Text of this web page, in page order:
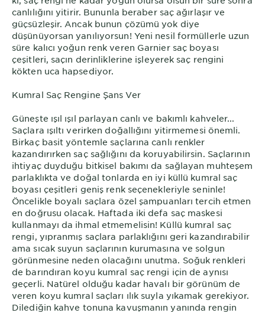
canlılığını yitirir. Bununla beraber saç ağırlaşır ve
güçsüzleşir. Ancak bunun çözümü yok diye
düşünüyorsan yanılıyorsun! Yeni nesil formüllerle uzun
süre kalıcı yoğun renk veren Garnier saç boyası
çeşitleri, saçın derinliklerine işleyerek saç rengini
kökten uca hapsediyor.
Kumral Saç Rengine Şans Ver
Güneşte ışıl ışıl parlayan canlı ve bakımlı kahveler...
Saçlara ışıltı verirken doğallığını yitirmemesi önemli.
Birkaç basit yöntemle saçlarına canlı renkler
kazandırırken saç sağlığını da koruyabilirsin. Saçlarının
ihtiyaç duyduğu bitkisel bakımı da sağlayan muhteşem
parlaklıkta ve doğal tonlarda en iyi küllü kumral saç
boyası çeşitleri geniş renk seçenekleriyle seninle!
Öncelikle boyalı saçlara özel şampuanları tercih etmen
en doğrusu olacak. Haftada iki defa saç maskesi
kullanmayı da ihmal etmemelisin! Küllü kumral saç
rengi, yıpranmış saçlara parlaklığını geri kazandırabilir
ama sıcak suyun saçlarının kurumasına ve solgun
görünmesine neden olacağını unutma. Soğuk renkleri
de barındıran koyu kumral saç rengi için de aynısı
geçerli. Natürel olduğu kadar havalı bir görünüm de
veren koyu kumral saçları ılık suyla yıkamak gerekiyor.
Dilediğin kahve tonuna kavuşmanın yanında rengin